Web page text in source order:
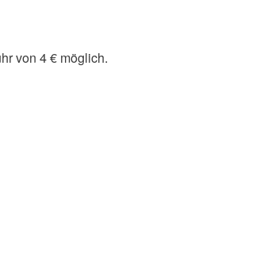
von 4 € möglich.